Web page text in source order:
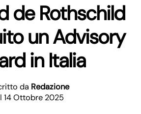
de Rothschild
un Advisory
in Italia
da Redazione
14 Ottobre 2025